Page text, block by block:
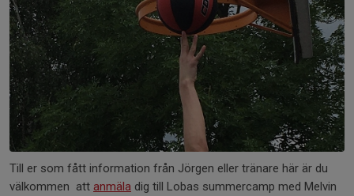
Till er som fått information från Jörgen eller tränare här är du
välkommen att anmäla dig till Lobas summercamp med Melvin